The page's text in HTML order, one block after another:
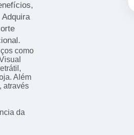
como
Além
através
da